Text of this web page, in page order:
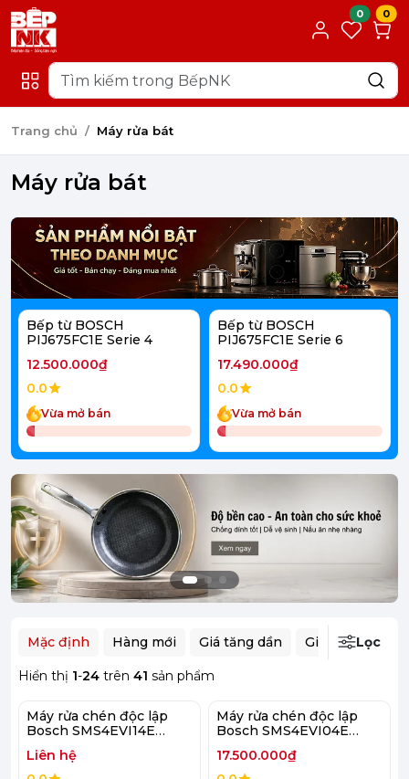
0 0
Trang chủ Máy rửa bát
Máy rửa bát
Bếp từ BOSCH
PIJ675FC1E Serie 4
12.500.000₫
0.0
Vừa mở bán
Bếp từ BOSCH
PIJ675FC1E Serie 6
17.490.000₫
0.0
Vừa mở bán
Hiển thị 1-24 trên 41 sản phẩm
Mặc định Hàng mới Giá tăng dần Giá giảm dần
Lọc
Máy rửa chén độc lập
Bosch SMS4EVI14E
Liên hệ
Máy rửa chén độc lập
Bosch SMS4EVI04E
17.500.000₫